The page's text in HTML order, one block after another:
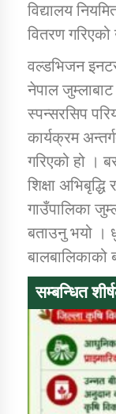
विद्यालय
वितरण
वल्डभिजन
नेपाल
स्पन्सरसिप
कार्यक्रम
गरिएको हो ।
शिक्षा
गाउँपालिका
बताउनु भयो ।
बालबालिकाको
सम्बन्धित